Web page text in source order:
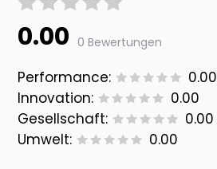
0.00 0 Bewertungen
Performance:
0.00
Innovation:
0.00
Gesellschaft:
0.00
Umwelt:
0.00